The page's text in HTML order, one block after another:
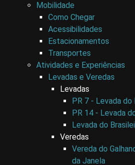
Mobilidade
Como Chegar
Acessibilidades
Estacionamentos
Transportes
Atividades e Experiências
Levadas e Veredas
Levadas
PR 7 - Levada do
PR 14 - Levada
Levada do
Veredas
Vereda do
da Janela